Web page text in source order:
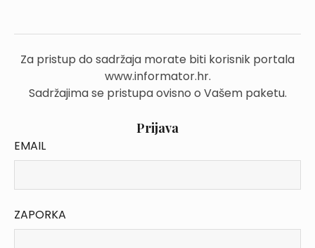
Za pristup do sadržaja morate biti korisnik portala
www.informator.hr.
Sadržajima se pristupa ovisno o Vašem paketu.
Prijava
EMAIL
ZAPORKA